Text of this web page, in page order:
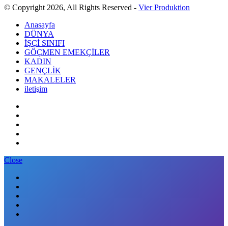
© Copyright 2026, All Rights Reserved - Vier Produktion
Anasayfa
DÜNYA
İŞÇİ SINIFI
GÖÇMEN EMEKÇİLER
KADIN
GENÇLİK
MAKALELER
iletişim
Close